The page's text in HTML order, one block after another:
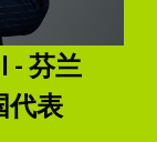
- 芬兰
代表